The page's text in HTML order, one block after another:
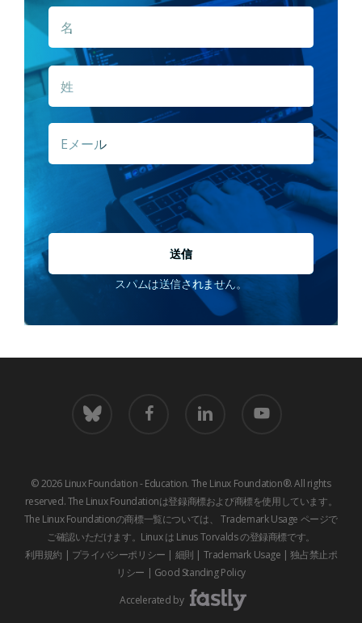
名
名
姓
E
ー
スパムは送信されません。
ッ
ク
© 2026 Linux Foundation - Education. The Linux Foundation®. All rights
reserved. The Linux Foundationは登録商標および商標を使用しています。
The Linux Foundationの商標一覧については、Trademark Usage ページで
ご確認いただけます。Linux は Linus Torvalds の登録商標です。
利用規約 | プライバシーポリシー | 細則 | Trademark Usage |独占禁止ポ
リシー | Good Standing Policy
Accelerated by